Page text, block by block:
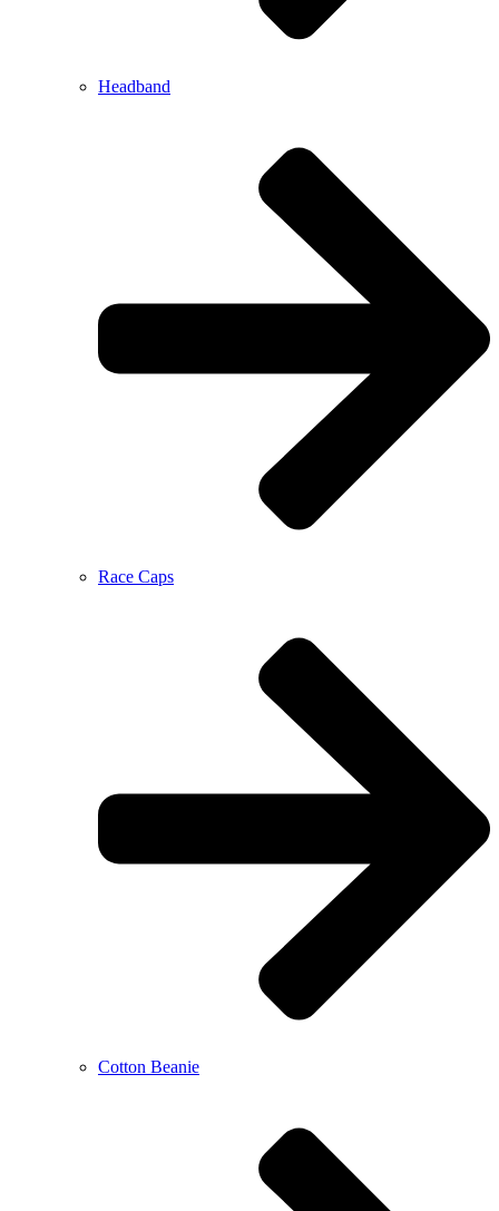
Headband
Race Caps
Cotton Beanie